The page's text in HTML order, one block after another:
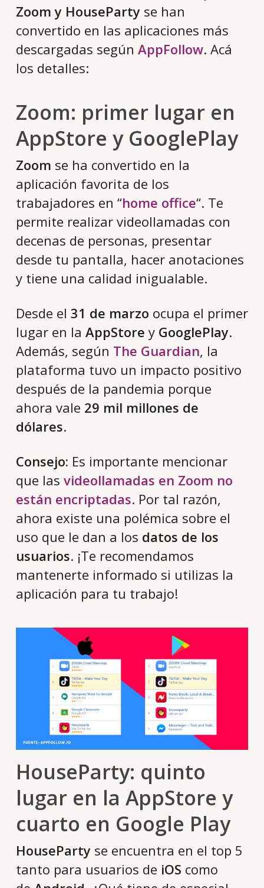
Zoom y HousePartyse han
convertido en las aplicaciones más
descargadas según AppFollow. Acá
los detalles:
Zoom: primer lugar en
AppStore y GooglePlay
Zoom se ha convertido en la
aplicación favorita de los
trabajadores en “home office“. Te
permite realizar videollamadas con
decenas de personas, presentar
desde tu pantalla, hacer anotaciones
y tiene una calidad inigualable.
Desde el 31 de marzo ocupa el primer
lugar en la AppStore y GooglePlay.
Además, según The Guardian, la
plataforma tuvo un impacto positivo
después de la pandemia porque
ahora vale 29 mil millones de
dólares.
Consejo: Es importante mencionar
que las videollamadas en Zoom no
están encriptadas. Por tal razón,
ahora existe una polémica sobre el
uso que le dan a los datos de los
usuarios. ¡Te recomendamos
mantenerte informado si utilizas la
aplicación para tu trabajo!
HouseParty: quinto
lugar en la AppStore y
cuarto en Google Play
HousePartyse encuentra en el top 5
tanto para usuarios de iOS como